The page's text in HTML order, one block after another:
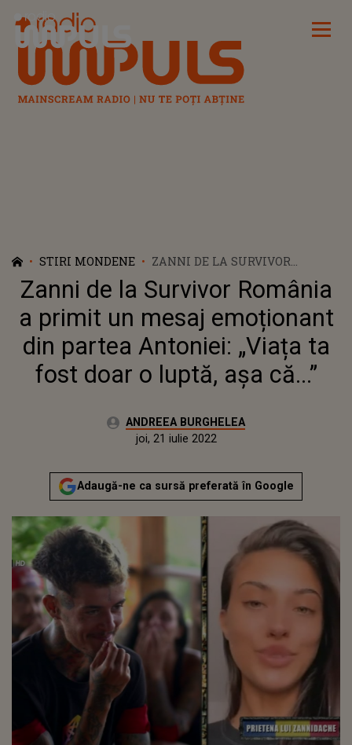
Radio Impuls
STIRI MONDENE
ZANNI DE LA SURVIVOR
ROMÂNIA A PRIMIT UN MESAJ
EMOȚIONANT DIN PARTEA
ANTONIEI: „VIAȚA TA FOST
DOAR O LUPTĂ, AȘA CĂ...”
Zanni de la Survivor România
a primit un mesaj emoționant
din partea Antoniei: „Viața ta
fost doar o luptă, așa că...”
Autor:ANDREEA BURGHELEA
duminică, 21 martie 2021Actualizat:
joi, 21 iulie 2022
Adaugă-ne ca sursă preferată în Google